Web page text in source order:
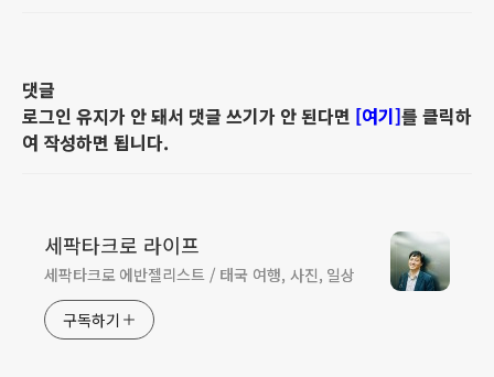
댓글
로그인 유지가 안 돼서 댓글 쓰기가 안 된다면 [여기]를 클릭하
여 작성하면 됩니다.
세팍타크로 라이프
세팍타크로 에반젤리스트 / 태국 여행, 사진, 일상
구독하기